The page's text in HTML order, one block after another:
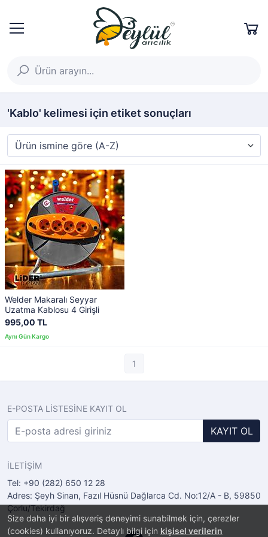
Size daha iyi bir alışveriş deneyimi sunabilmek için, çerezler
(cookies) kullanıyoruz. Detaylı bilgi için kişisel verilerin
'Kablo' kelimesi için etiket sonuçları
Welder Makaralı Seyyar
Uzatma Kablosu 4 Girişli
995,00 TL
1
E-POSTA LİSTESİNE KAYIT OL
KAYIT OL
İLETİŞİM
Tel: +90 (282) 650 12 28
Adres: Şeyh Sinan, Fazıl Hüsnü Dağlarca Cd. No:12/A - B, 59850
Çorlu/Tekirdağ